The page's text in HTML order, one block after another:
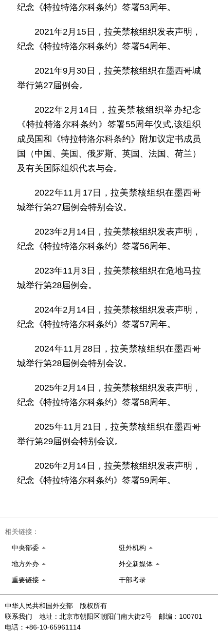
纪念《特拉特洛尔科条约》签署53周年。
2021年2月15日，拉美禁核组织发表声明，
纪念《特拉特洛尔科条约》签署54周年。
2021年9月30日，拉美禁核组织在墨西哥城
举行第27届例会。
2022年2月14日，拉美禁核组织举办纪念
《特拉特洛尔科条约》签署55周年仪式,该组织
成员国和《特拉特洛尔科条约》附加议定书成员
国（中国、美国、俄罗斯、英国、法国、荷兰）
及有关国际组织代表与会。
2022年11月17日，拉美禁核组织在墨西哥
城举行第27届例会特别会议。
2023年2月14日，拉美禁核组织发表声明，
纪念《特拉特洛尔科条约》签署56周年。
2023年11月3日，拉美禁核组织在危地马拉
城举行第28届例会。
2024年2月14日，拉美禁核组织发表声明，
纪念《特拉特洛尔科条约》签署57周年。
2024年11月28日，拉美禁核组织在墨西哥
城举行第28届例会特别会议。
2025年2月14日，拉美禁核组织发表声明，
纪念《特拉特洛尔科条约》签署58周年。
2025年11月21日，拉美禁核组织在墨西哥
举行第29届例会特别会议。
2026年2月14日，拉美禁核组织发表声明，
纪念《特拉特洛尔科条约》签署59周年。
相关链接：
中央部委 驻外机构
地方外办 外交新媒体
重要链接 干部考录
中华人民共和国外交部 版权所有
联系我们 地址：北京市朝阳区朝阳门南大街2号 邮编：100701
电话：+86-10-65961114